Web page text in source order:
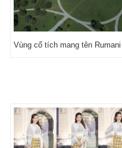
Vùng cổ tích mang tên Rumani